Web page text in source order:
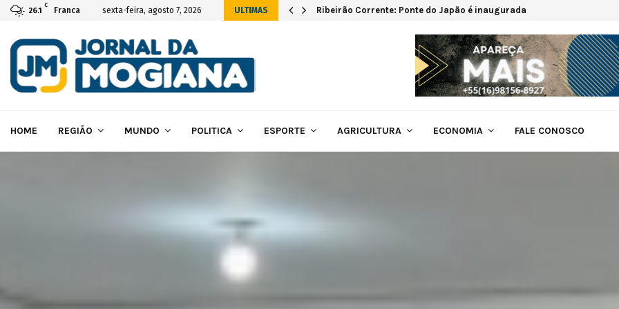
26.1
C
Franca sexta-feira, agosto 7, 2026 ULTIMAS
construção das novas instalações… Ribeirão Corrente: Ponte do Japão é inaugurada
HOME REGIÃO MUNDO POLITICA ESPORTE AGRICULTURA ECONOMIA FALE CONOSCO